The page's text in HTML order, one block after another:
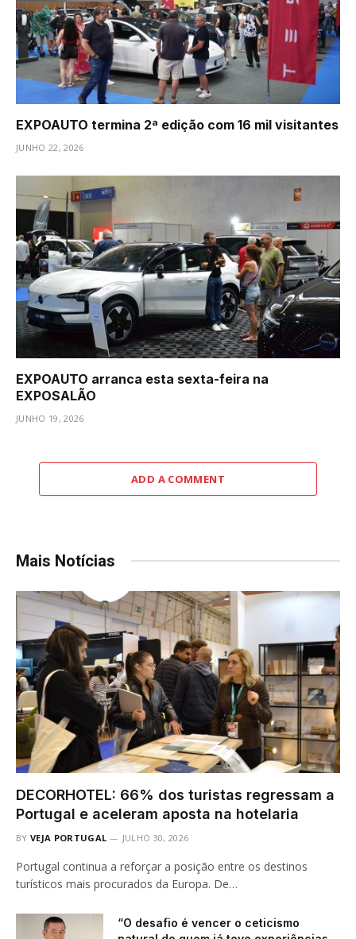
EXPOAUTO termina 2ª edição com 16 mil visitantes
JUNHO 22, 2026
EXPOAUTO arranca esta sexta-feira na
EXPOSALÃO
JUNHO 19, 2026
ADD A COMMENT
Mais Notícias
DECORHOTEL: 66% dos turistas regressam a
Portugal e aceleram aposta na hotelaria
BY VEJA PORTUGAL JULHO 30, 2026
Portugal continua a reforçar a posição entre os destinos
turísticos mais procurados da Europa. De…
“O desafio é vencer o ceticismo